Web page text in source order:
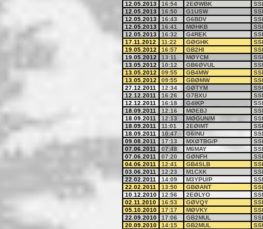
12.05.2013
16:54 2EØWBK
12.05.2013
16:50 G1USW
12.05.2013
16:43 G6BDV
12.05.2013
16:41 MØHKB
12.05.2013
16:32 G4REK
17.11.2012
11:22 GØGHK
19.05.2012
16:57 GB2HI
19.05.2012
13:11 MØYCM
13.05.2012
10:12 GB6ØVUL
13.05.2012
09:55 GB4MW
13.05.2012
09:55 GBØMW
27.12.2011
12:34 GØTYM
12.12.2011
16:26 G7BXU
12.12.2011
16:18 G4IKP
18.09.2011
12:16 MØEBJ
18.09.2011
12:13 MØGUN/M
18.09.2011
11:01 2EØIMT
18.09.2011
10:47 G6INU
09.08.2011
17:13 MXØTBG/P
07.06.2011
07:48 M6MAY
07.06.2011
07:20 GØNFH
04.06.2011
12:41 GB4SLB
03.06.2011
12:23 M1CXK
22.02.2011
14:09 M3YPU/P
22.02.2011
13:50 GBØANT
10.12.2010
12:56 2EØLYO
02.11.2010
16:53 GØVQY
05.10.2010
17:17 MØVKY
22.09.2010
17:06 GB2MUL
20.09.2010
14:15 GB2MUL